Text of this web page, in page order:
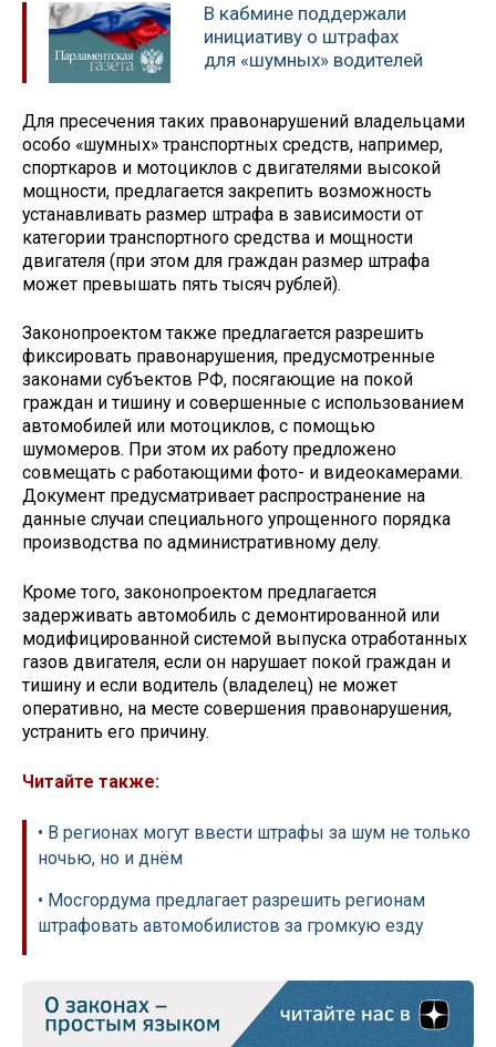
В кабмине поддержали
инициативу о штрафах
для «шумных» водителей
Для пресечения таких правонарушений владельцами
особо «шумных» транспортных средств, например,
спорткаров и мотоциклов с двигателями высокой
мощности, предлагается закрепить возможность
устанавливать размер штрафа в зависимости от
категории транспортного средства и мощности
двигателя (при этом для граждан размер штрафа
может превышать пять тысяч рублей).
Законопроектом также предлагается разрешить
фиксировать правонарушения, предусмотренные
законами субъектов РФ, посягающие на покой
граждан и тишину и совершенные с использованием
автомобилей или мотоциклов, с помощью
шумомеров. При этом их работу предложено
совмещать с работающими фото- и видеокамерами.
Документ предусматривает распространение на
данные случаи специального упрощенного порядка
производства по административному делу.
Кроме того, законопроектом предлагается
задерживать автомобиль с демонтированной или
модифицированной системой выпуска отработанных
газов двигателя, если он нарушает покой граждан и
тишину и если водитель (владелец) не может
оперативно, на месте совершения правонарушения,
устранить его причину.
Читайте также:
• В регионах могут ввести штрафы за шум не только
ночью, но и днём
• Мосгордума предлагает разрешить регионам
штрафовать автомобилистов за громкую езду